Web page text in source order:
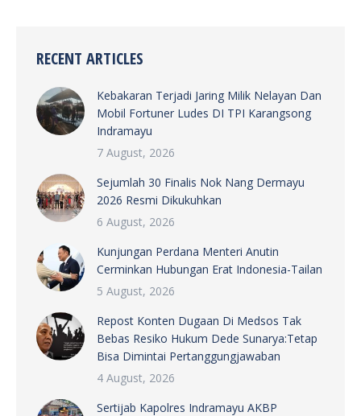
RECENT ARTICLES
Kebakaran Terjadi Jaring Milik Nelayan Dan
Mobil Fortuner Ludes DI TPI Karangsong
Indramayu
7 August, 2026
Sejumlah 30 Finalis Nok Nang Dermayu
2026 Resmi Dikukuhkan
6 August, 2026
Kunjungan Perdana Menteri Anutin
Cerminkan Hubungan Erat Indonesia-Tailan
5 August, 2026
Repost Konten Dugaan Di Medsos Tak
Bebas Resiko Hukum Dede Sunarya:Tetap
Bisa Dimintai Pertanggungjawaban
4 August, 2026
Sertijab Kapolres Indramayu AKBP